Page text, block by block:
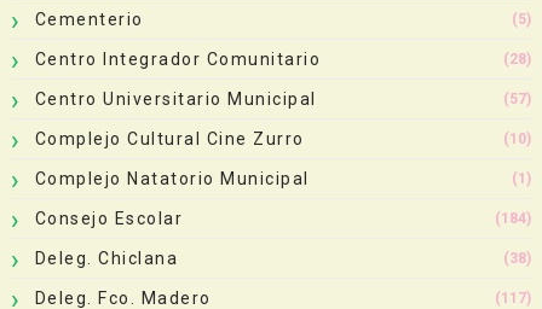
Cementerio (5)
Centro Integrador Comunitario (28)
Centro Universitario Municipal (57)
Complejo Cultural Cine Zurro (10)
Complejo Natatorio Municipal (1)
Consejo Escolar (184)
Deleg. Chiclana (38)
Deleg. Fco. Madero (117)